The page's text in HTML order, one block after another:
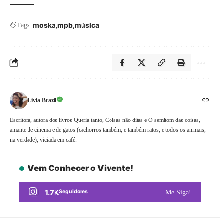
Tags: moska mpb música
Livia Brazil
Escritora, autora dos livros Queria tanto, Coisas não ditas e O semitom das coisas,
amante de cinema e de gatos (cachorros também, e também ratos, e todos os animais,
na verdade), viciada em café.
Vem Conhecer o Vivente!
1.7KSeguidores Me Siga!